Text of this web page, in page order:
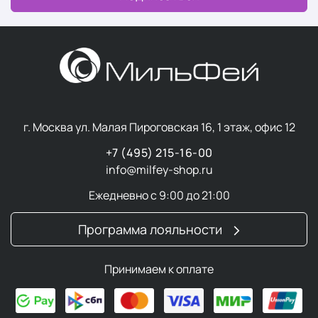
жир, пот, частицы грязи и макияж. Специально
подобранные для кожи очищающие средства
оставляя следов, не пересушивая ее. Балансирующие
тоники удаляют остатки известкового налета из
Процедуры и средства по уходу за кожей,
разработанные с учетом ее процессов и особенностей,
дают наилучшие результаты и обеспечивают
Skinessentials
ЛинияSkin Essentialsвключает широкий ассортимент
средств для базового ухода за кожей лица, шеи,
области вокруг глаз и губ, а также для тела. В
ассортименте есть продукты для всех типов кожи и
г. Москва ул. Малая Пироговская 16, 1 этаж, офис 12
+7 (495) 215-16-00
info@milfey-shop.ru
Ежедневно с 9:00 до 21:00
Программа лояльности
Принимаем к оплате